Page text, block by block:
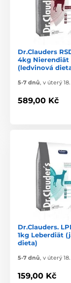
Dr.Clauders
4kg Nierendiät
(ledvinová
5-7 dnů, v úterý
589,00 Kč
Dr.Clauders.
1kg Leberdiät
dieta)
5-7 dnů, v úterý
159,00 Kč